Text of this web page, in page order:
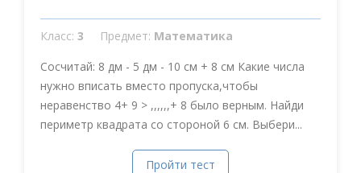
Класс: 3 Предмет: Математика
Сосчитай: 8 дм - 5 дм - 10 см + 8 см Какие числа
нужно вписать вместо пропуска,чтобы
неравенство 4+ 9 > ,,,,,,+ 8 было верным. Найди
периметр квадрата со стороной 6 см. Выбери...
Пройти тест